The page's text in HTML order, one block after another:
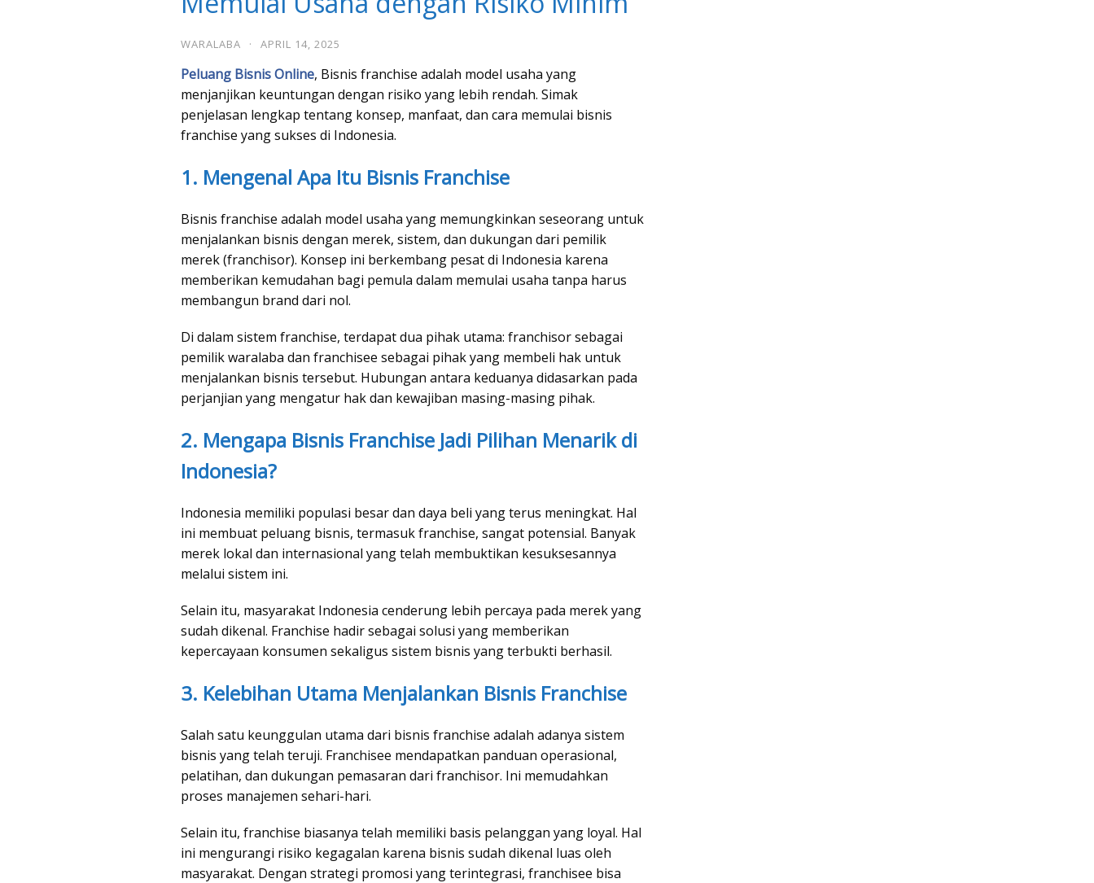
WARALABA · APRIL 14, 2025
Peluang Bisnis Online, Bisnis franchise adalah model usaha yang
menjanjikan keuntungan dengan risiko yang lebih rendah. Simak
penjelasan lengkap tentang konsep, manfaat, dan cara memulai bisnis
franchise yang sukses di Indonesia.
1. Mengenal Apa Itu Bisnis Franchise
Bisnis franchise adalah model usaha yang memungkinkan seseorang untuk
menjalankan bisnis dengan merek, sistem, dan dukungan dari pemilik
merek (franchisor). Konsep ini berkembang pesat di Indonesia karena
memberikan kemudahan bagi pemula dalam memulai usaha tanpa harus
membangun brand dari nol.
Di dalam sistem franchise, terdapat dua pihak utama: franchisor sebagai
pemilik waralaba dan franchisee sebagai pihak yang membeli hak untuk
menjalankan bisnis tersebut. Hubungan antara keduanya didasarkan pada
perjanjian yang mengatur hak dan kewajiban masing-masing pihak.
2. Mengapa Bisnis Franchise Jadi Pilihan Menarik di
Indonesia?
Indonesia memiliki populasi besar dan daya beli yang terus meningkat. Hal
ini membuat peluang bisnis, termasuk franchise, sangat potensial. Banyak
merek lokal dan internasional yang telah membuktikan kesuksesannya
melalui sistem ini.
Selain itu, masyarakat Indonesia cenderung lebih percaya pada merek yang
sudah dikenal. Franchise hadir sebagai solusi yang memberikan
kepercayaan konsumen sekaligus sistem bisnis yang terbukti berhasil.
3. Kelebihan Utama Menjalankan Bisnis Franchise
Salah satu keunggulan utama dari bisnis franchise adalah adanya sistem
bisnis yang telah teruji. Franchisee mendapatkan panduan operasional,
pelatihan, dan dukungan pemasaran dari franchisor. Ini memudahkan
proses manajemen sehari-hari.
Selain itu, franchise biasanya telah memiliki basis pelanggan yang loyal. Hal
ini mengurangi risiko kegagalan karena bisnis sudah dikenal luas oleh
masyarakat. Dengan strategi promosi yang terintegrasi, franchisee bisa